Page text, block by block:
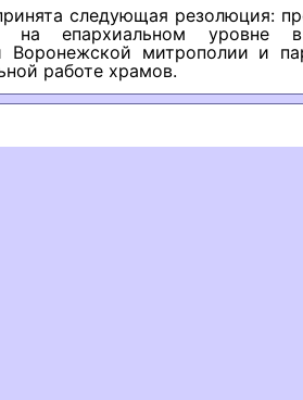
следующая резолюция:
на епархиальном уровне
Воронежской митрополии и
работе храмов.